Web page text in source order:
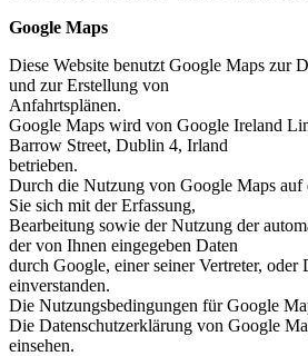
Google Maps
Diese Website benutzt Google Maps zur
und zur Erstellung von
Anfahrtsplänen.
Google Maps wird von Google Ireland
Barrow Street, Dublin 4, Irland
betrieben.
Durch die Nutzung von Google Maps auf
Sie sich mit der Erfassung,
Bearbeitung sowie der Nutzung der
der von Ihnen eingegeben Daten
durch Google, einer seiner Vertreter, oder
einverstanden.
Die Nutzungsbedingungen für Google
Die Datenschutzerklärung von Google
einsehen.